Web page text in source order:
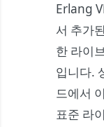
Erlang
서 추가
한 라이
입니다.
드에서
표준 라